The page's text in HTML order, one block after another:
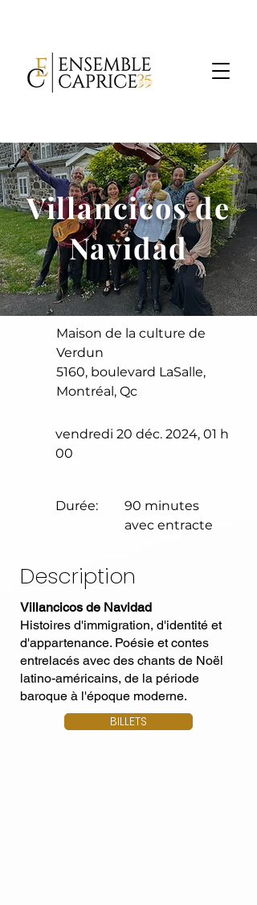
Villancicos de
Navidad
Maison de la culture de
Verdun
5160, boulevard LaSalle,
Montréal, Qc
vendredi 20 déc. 2024, 01 h
00
Durée:
90 minutes
avec entracte
Description
Villancicos de Navidad
Histoires d'immigration, d'identité et
d'appartenance. Poésie et contes
entrelacés avec des chants de Noël
latino-américains, de la période
baroque à l'époque moderne.
BILLETS